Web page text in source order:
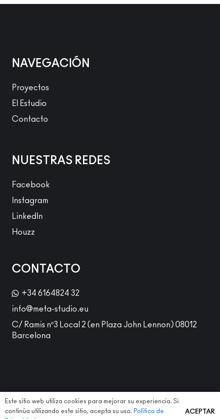
NAVEGACIÓN
Proyectos
El Estudio
Contacto
NUESTRAS REDES
Facebook
Instagram
LinkedIn
Houzz
CONTACTO
+34 6164824 32
info@meta-studio.eu
C/ Ramis nº3 Local 2 (en Plaza John Lennon) 08012
Barcelona
Este sitio web utiliza cookies para mejorar su experiencia. Si
continúa utilizando este sitio, acepta su uso. Política de
ACEPTAR